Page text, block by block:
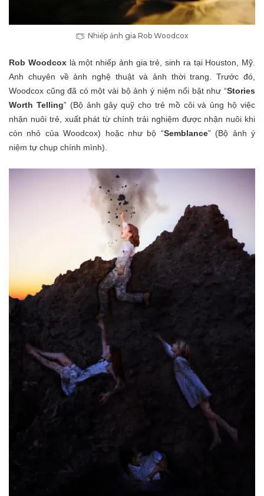
Nhiếp ảnh gia Rob Woodcox
Rob Woodcoxlà một nhiếp ảnh gia trẻ, sinh ra tại Houston, Mỹ.
Anh chuyên về ảnh nghệ thuật và ảnh thời trang. Trước đó,
Woodcox cũng đã có một vài bộ ảnh ý niệm nổi bật như “Stories
Worth Telling” (Bộ ảnh gây quỹ cho trẻ mồ côi và ủng hộ việc
nhận nuôi trẻ, xuất phát từ chính trải nghiệm được nhận nuôi khi
còn nhỏ của Woodcox) hoặc như bộ “Semblance” (Bộ ảnh ý
niệm tự chụp chính mình).